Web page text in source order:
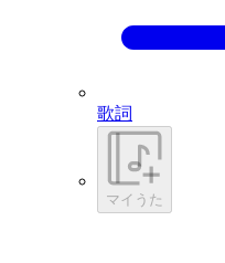
歌詞
マイうた